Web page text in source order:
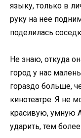
языку, только в
руку на нее
поделилась
Не знаю, откуда
город у нас
гораздо больше,
кинотеатре. Я не
красивую, умную
ударить, тем